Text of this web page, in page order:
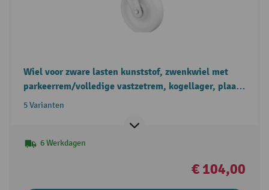
Wiel voor zware lasten kunststof, zwenkwiel met
parkeerrem/volledige vastzetrem, kogellager, plaat,
Ø x breedte 100 x 37 mm, draagvermogen 400 kg
5 Varianten
6 Werkdagen
€ 104,00